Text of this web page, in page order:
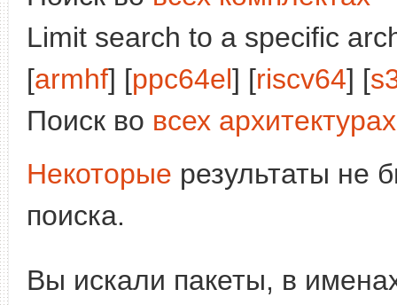
Limit search to a specific
[armhf] [ppc64el] [riscv64] [
Поиск во всех архитектурах
Некоторые результаты не
поиска.
Вы искали пакеты, в